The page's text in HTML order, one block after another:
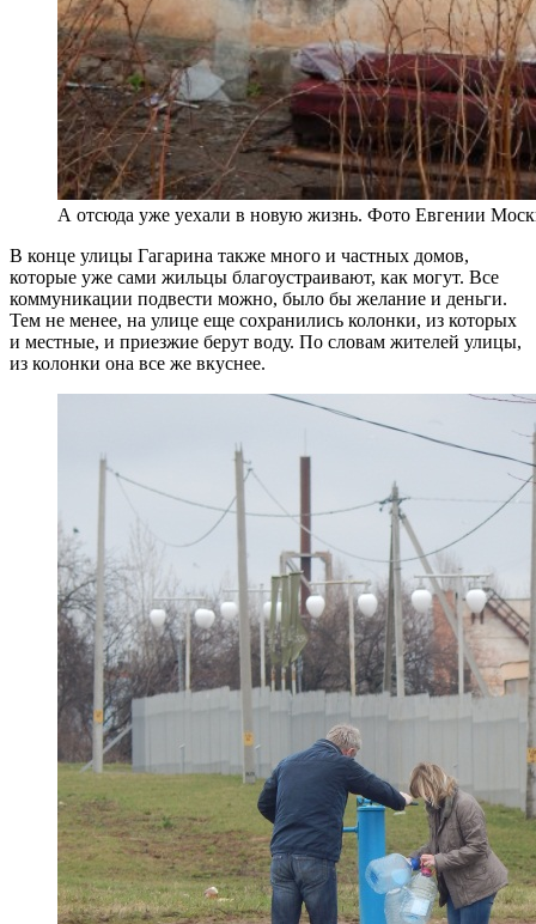
А отсюда уже уехали в новую жизнь. Фото Евгении
В конце улицы Гагарина также много и частных домов,
которые уже сами жильцы благоустраивают, как могут. Все
коммуникации подвести можно, было бы желание и деньги.
Тем не менее, на улице еще сохранились колонки, из которых
и местные, и приезжие берут воду. По словам жителей улицы,
из колонки она все же вкуснее.